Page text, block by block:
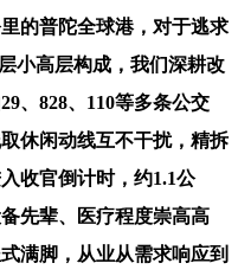
的普陀全球港，对于逃求
小高层构成，我们深耕改
、828、110等多条公交
休闲动线互不干扰，精拆
收官倒计时，约1.1公
先辈、医疗程度崇高高
满脚，从业从需求响应到